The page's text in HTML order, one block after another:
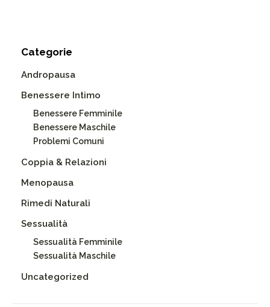
Categorie
Andropausa
Benessere Intimo
Benessere Femminile
Benessere Maschile
Problemi Comuni
Coppia & Relazioni
Menopausa
Rimedi Naturali
Sessualità
Sessualità Femminile
Sessualità Maschile
Uncategorized